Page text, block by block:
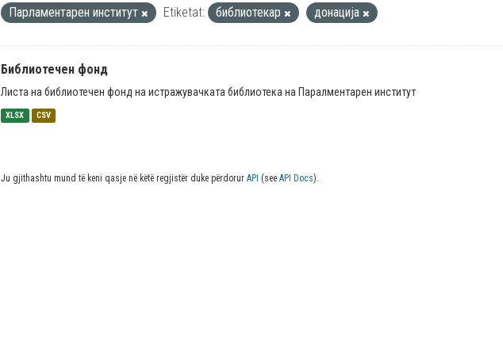
Парламентарен институт
Etiketat: библиотекар донација
Библиотечен фонд
Листа на библиотечен фонд на истражувачката библиотека на Паралментарен институт
XLSX CSV
Ju gjithashtu mund të keni qasje në këtë regjistër duke përdorur API (see API Docs).